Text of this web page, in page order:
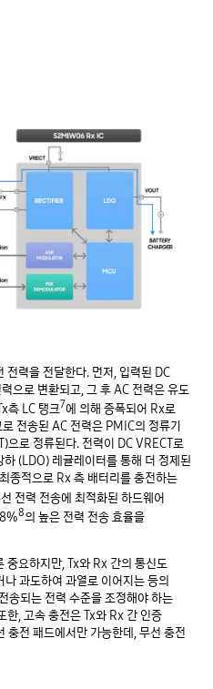
전력을 전달한다. 먼저, 입력된 DC
으로 변환되고, 그 후 AC 전력은 유도
측 LC 탱크7에 의해 증폭되어 Rx로
전송된 AC 전력은 PMIC의 정류기
로 정류된다. 전력이 DC VRECT로
(LDO) 레귤레이터를 통해 더 정제된
종적으로 Rx 측 배터리를 충전하는
전력 전송에 최적화된 하드웨어
8의 높은 전력 전송 효율을
중요하지만, Tx와 Rx 간의 통신도
과도하여 과열로 이어지는 등의
송되는 전력 수준을 조정해야 하는
한, 고속 충전은 Tx와 Rx 간 인증
충전 패드에서만 가능한데, 무선 충전